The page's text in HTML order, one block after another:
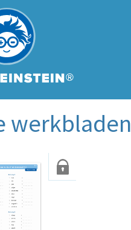
werkbladen